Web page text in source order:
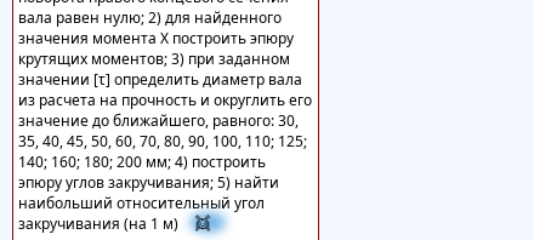
вала равен нулю; 2) для найденного
значения момента X построить эпюру
крутящих моментов; 3) при заданном
значении [τ] определить диаметр вала
из расчета на прочность и округлить его
значение до ближайшего, равного: 30,
35, 40, 45, 50, 60, 70, 80, 90, 100, 110; 125;
140; 160; 180; 200 мм; 4) построить
эпюру углов закручивания; 5) найти
наибольший относительный угол
закручивания (на 1 м)
👯